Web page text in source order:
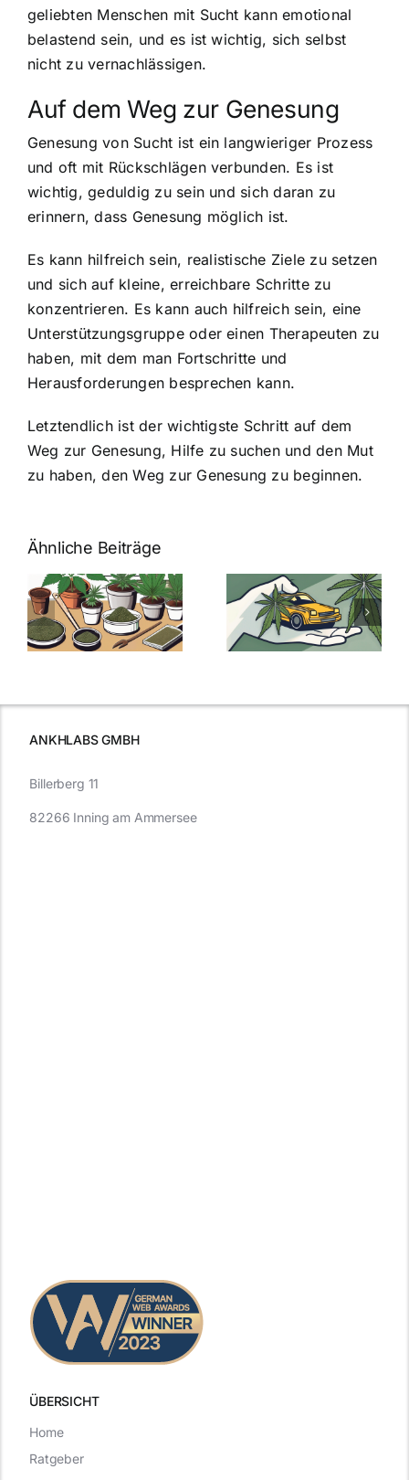
geliebten Menschen mit Sucht kann emotional
belastend sein, und es ist wichtig, sich selbst
nicht zu vernachlässigen.
Auf dem Weg zur Genesung
Genesung von Sucht ist ein langwieriger Prozess
und oft mit Rückschlägen verbunden. Es ist
wichtig, geduldig zu sein und sich daran zu
erinnern, dass Genesung möglich ist.
Es kann hilfreich sein, realistische Ziele zu setzen
und sich auf kleine, erreichbare Schritte zu
konzentrieren. Es kann auch hilfreich sein, eine
Unterstützungsgruppe oder einen Therapeuten zu
haben, mit dem man Fortschritte und
Herausforderungen besprechen kann.
Letztendlich ist der wichtigste Schritt auf dem
Weg zur Genesung, Hilfe zu suchen und den Mut
zu haben, den Weg zur Genesung zu beginnen.
Ähnliche Beiträge
Neue THC-
Grenzwert-
Regelung:
Was Sie über
Cannabis und
müssen
Cannabis
Samen
kaufen: Alles
was Sie
ANKHLABS GMBH
ÜBERSICHT
Billerberg 11
82266 Inning am Ammersee
Home
Ratgeber